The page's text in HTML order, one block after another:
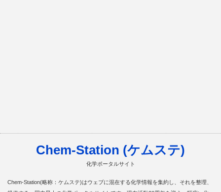
Chem-Station (ケムステ)
化学ポータルサイト
Chem-Station(略称：ケムステ)はウェブに混在する化学情報を集約し、それを整理、